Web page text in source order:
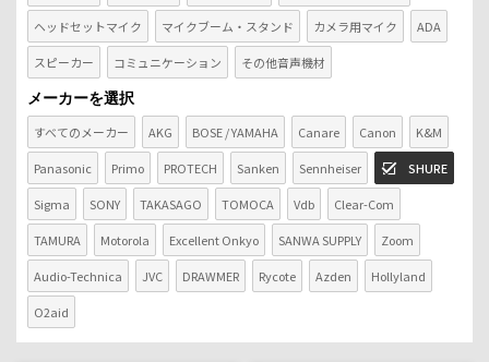
ヘッドセットマイク マイクブーム・スタンド カメラ用マイク ADA
スピーカー コミュニケーション その他音声機材
メーカーを選択
すべてのメーカー
AKG BOSE / YAMAHA Canare Canon K&M
Panasonic Primo PROTECH Sanken Sennheiser SHURE
Sigma SONY TAKASAGO TOMOCA Vdb Clear-Com
TAMURA Motorola Excellent Onkyo SANWA SUPPLY Zoom
Audio-Technica JVC DRAWMER Rycote Azden Hollyland
O2aid